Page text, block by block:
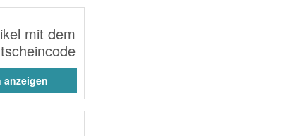
mit dem